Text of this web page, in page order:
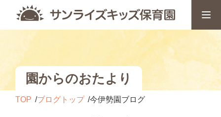
園からのおたより
TOP ブログトップ 今伊勢園ブログ